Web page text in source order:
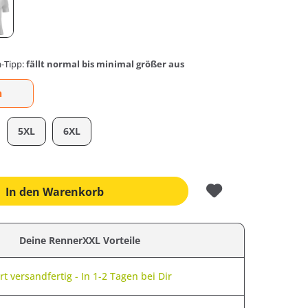
Tipp:fällt normal bis minimal größer aus
5XL 6XL
In den Warenkorb
Deine RennerXXL Vorteile
versandfertig - In 1-2 Tagen bei Dir